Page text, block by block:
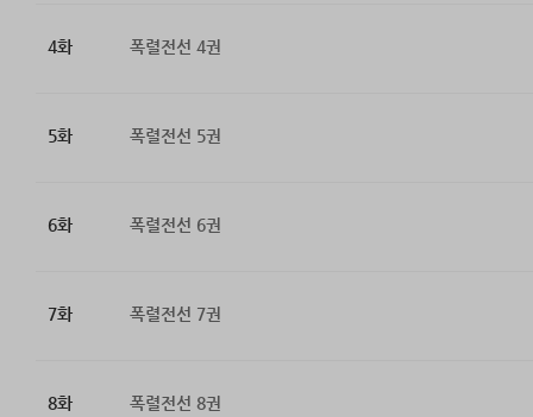
4화 폭렬전선 4권
5화 폭렬전선 5권
6화 폭렬전선 6권
7화 폭렬전선 7권
8화 폭렬전선 8권